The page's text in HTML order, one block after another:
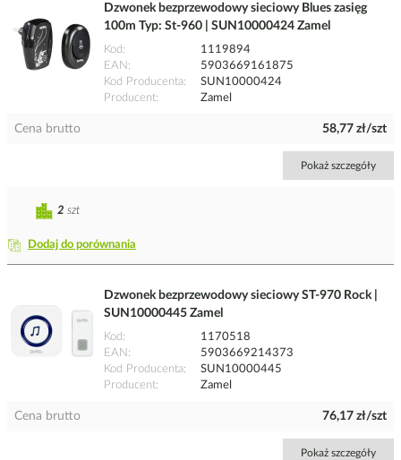
Dzwonek bezprzewodowy sieciowy Blues zasięg
100m Typ: St-960 | SUN10000424 Zamel
Kod
1119894
EAN
5903669161875
Kod Producenta
SUN10000424
Producent
Zamel
Cena brutto 58,77 zł/szt
Pokaż szczegóły
Dodaj do porównania
2 szt
Dzwonek bezprzewodowy sieciowy ST-970 Rock |
SUN10000445 Zamel
Kod
1170518
EAN
5903669214373
Kod Producenta
SUN10000445
Producent
Zamel
Cena brutto 76,17 zł/szt
Pokaż szczegóły